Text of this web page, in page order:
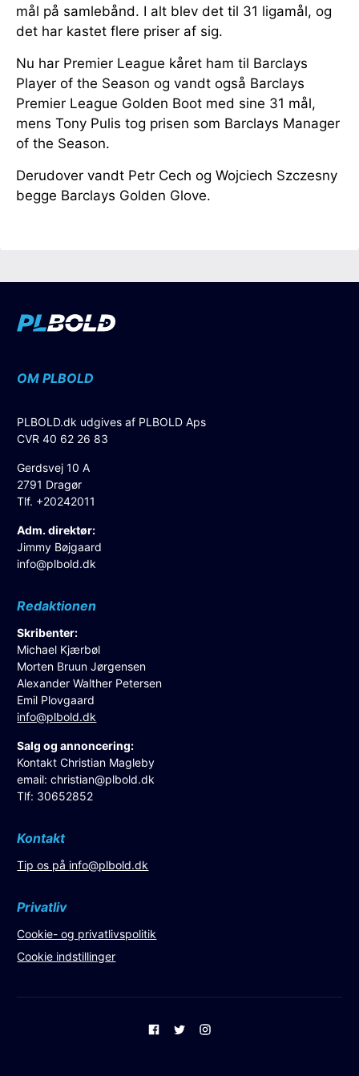
mål på samlebånd. I alt blev det til 31 ligamål, og
det har kastet flere priser af sig.
Nu har Premier League kåret ham til Barclays
Player of the Season og vandt også Barclays
Premier League Golden Boot med sine 31 mål,
mens Tony Pulis tog prisen som Barclays Manager
of the Season.
Derudover vandt Petr Cech og Wojciech Szczesny
begge Barclays Golden Glove.
OM PLBOLD
PLBOLD.dk udgives af PLBOLD Aps
CVR 40 62 26 83
Gerdsvej 10 A
2791 Dragør
Tlf. +20242011
Adm. direktør:
Jimmy Bøjgaard
info@plbold.dk
Redaktionen
Skribenter:
Michael Kjærbøl
Morten Bruun Jørgensen
Alexander Walther Petersen
Emil Plovgaard
info@plbold.dk
Salg og annoncering:
Kontakt Christian Magleby
email:christian@plbold.dk
Tlf: 30652852
Kontakt
Tip os på info@plbold.dk
Privatliv
Cookie- og privatlivspolitik
Cookie indstillinger